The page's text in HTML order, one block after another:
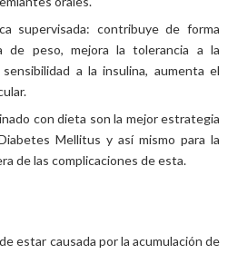
supervisada: contribuye de forma
de peso, mejora la tolerancia a la
a la insulina, aumenta el
con dieta son la mejor estrategia
Mellitus y así mismo para la
de las complicaciones de esta.
estar causada por la acumulación de